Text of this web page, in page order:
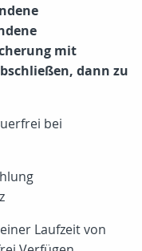
mit
dann zu
bei
Laufzeit von